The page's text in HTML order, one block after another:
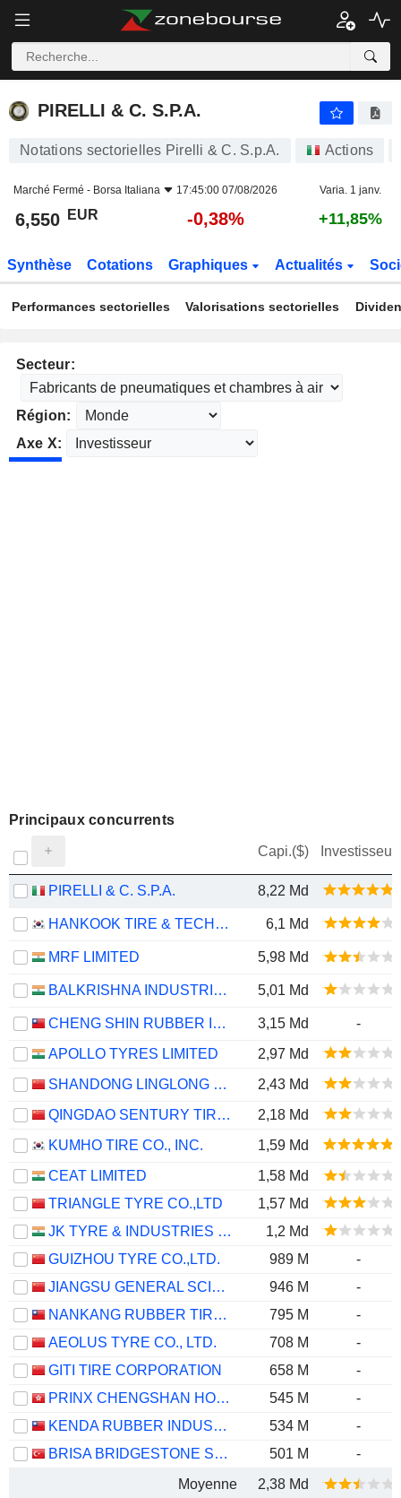
PIRELLI & C. S.P.A.
PIRELLI & C. S.P.A.
Notations sectorielles Pirelli & C. S.p.A. Actions
Marché Fermé - Borsa Italiana 17:45:00 07/08/2026 Varia. 1 janv.
6,550 EUR -0,38% +11,85%
Synthèse Cotations Graphiques Actualités
Performances sectorielles Valorisations sectorielles
Secteur:
Région:
Axe X:
Principaux concurrents
Capi.($) Investisseur
PIRELLI & C. S.P.A. 8,22 Md
HANKOOK TIRE & TECHNOLOGY CO., LTD. 6,1 Md
MRF LIMITED 5,98 Md
BALKRISHNA INDUSTRIES LIMITED 5,01 Md
CHENG SHIN RUBBER IND. CO., LTD. 3,15 Md
-
APOLLO TYRES LIMITED
2,97 Md
SHANDONG LINGLONG TYRE CO.,LTD.
2,43 Md
QINGDAO SENTURY TIRE CO., LTD.
2,18 Md
KUMHO TIRE CO., INC.
1,59 Md
CEAT LIMITED
1,58 Md
TRIANGLE TYRE CO.,LTD
1,57 Md
JK TYRE & INDUSTRIES LIMITED
1,2 Md
GUIZHOU TYRE CO.,LTD.
989 M
-
JIANGSU GENERAL SCIENCE TECHNOLOGY CO., LTD.
946 M
-
NANKANG RUBBER TIRE CORP.,LTD.
795 M
-
AEOLUS TYRE CO., LTD.
708 M
-
GITI TIRE CORPORATION
658 M
-
PRINX CHENGSHAN HOLDINGS LIMITED
545 M
-
KENDA RUBBER INDUSTRIAL CO. LTD.
534 M
-
BRISA BRIDGESTONE SABANCI LASTIK SANAYI VE TICARET
501 M
-
Moyenne
2,38 Md